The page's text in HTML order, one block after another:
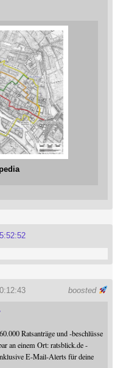
boosted
Ratsanträge und -beschlüsse
an einem Ort: ratsblick.de -
E-Mail-Alerts für deine